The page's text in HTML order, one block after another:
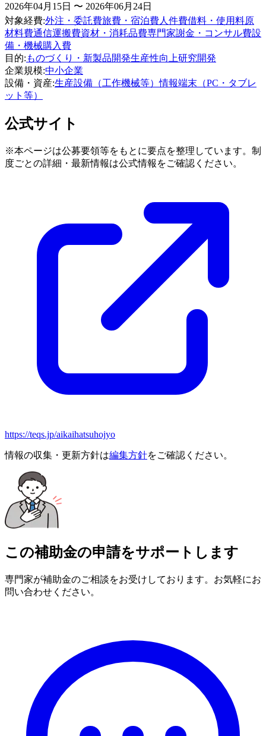
2026年04月15日 〜 2026年06月24日
対象経費:外注・委託費旅費・宿泊費人件費借料・使用料原
材料費通信運搬費資材・消耗品費専門家謝金・コンサル費設
備・機械購入費
目的: ものづくり・新製品開発生産性向上研究開発
企業規模:中小企業
設備・資産:生産設備（工作機械等）情報端末（PC・タブレ
ット等）
公式サイト
※本ページは公募要領等をもとに要点を整理しています。制
度ごとの詳細・最新情報は公式情報をご確認ください。
https://teqs.jp/aikaihatsuhojyo
情報の収集・更新方針は編集方針をご確認ください。
この補助金の申請をサポートします
専門家が補助金のご相談をお受けしております。お気軽にお
問い合わせください。